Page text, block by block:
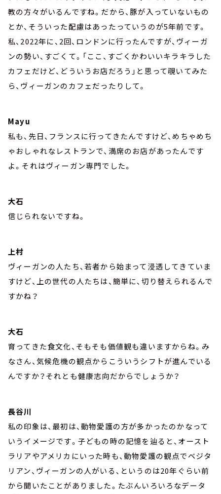
教の方々がいるんですね。だから、豚が入っていないもの
とか、そういった配慮はあったっていうのが5年前です。
私、2022年に、2回、ロンドンに行ったんですが、ヴィーガ
ンの勢い、すごくて。「ここ、すごくかわいいキラキラした
カフェだけど、どういうお店だろう」と思って覗いてみた
ら、ヴィーガンのカフェだったりして。
Mayu
私も、先日、フランスに行ってきたんですけど、めちゃめち
ゃおしゃれなレストランで、満席のお店があったんです
よ。それはヴィーガン専門でした。
大石
信じられないですね。
上村
ヴィーガンの人たち、若者から始まって浸透してきていま
すけど、上の世代の人たちは、簡単に、切り替えられるんで
すかね？
大石
育ってきた食文化、そもそも価値観も違いますからね。み
なさん、気候危機の観点からこういうシフトが進んでいる
んですか？それとも健康志向だからでしょうか？
長谷川
私の印象は、最初は、動物愛護の方が多かったのかなって
いうイメージです。子どもの時の記憶を辿ると、オースト
ラリアやアメリカにいった時も、動物愛護の観点でベジタ
リアン、ヴィーガンの人がいる、というのは20年ぐらい前
から聞いたことがありました。たぶんいろいろなデータ